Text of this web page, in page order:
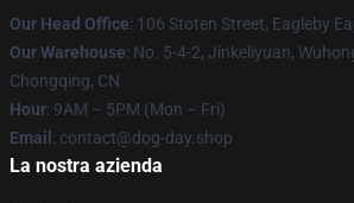
Our Head Office: 106 Stoten Street, Eagleby
Our Warehouse: No. 5-4-2, Jinkeliyuan,
Chongqing, CN
Hour: 9AM – 5PM (Mon – Fri)
Email : contact@dog-day.shop
La nostra azienda